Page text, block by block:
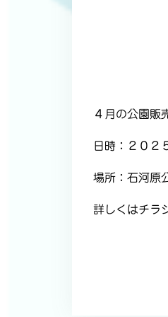
４月の公園販
日時：２０２
場所：石河原
詳しくはチラ